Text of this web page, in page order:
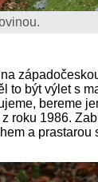
to být výlet s
bereme
roku 1986.
a prastarou